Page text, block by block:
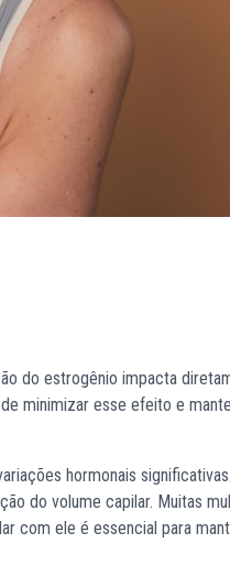
do estrogênio impacta
minimizar esse efeito e
hormonais
do volume capilar. Muitas
com ele é essencial para